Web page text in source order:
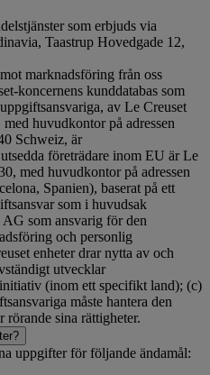
som erbjuds via
Taastrup Hovedgade 12,
marknadsföring från oss
koncernens kunddatabas som
av Le Creuset
huvudkontor på adressen
Schweiz, är
företrädare inom EU är Le
med huvudkontor på adressen
Spanien), baserat på ett
som i huvudsak
som ansvarig för den
och personlig
enheter drar nytta av och
utvecklar
(inom ett specifikt land); (c)
måste hantera den
rörande sina rättigheter.
uppgifter för följande ändamål: